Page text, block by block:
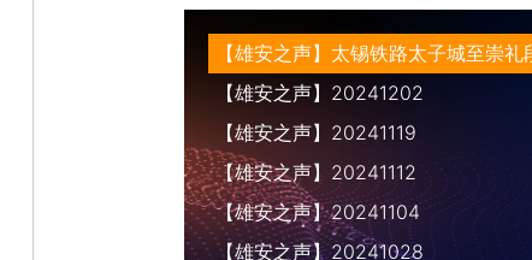
【雄安之声】太锡铁路太子城至崇
【雄安之声】20241202
【雄安之声】20241119
【雄安之声】20241112
【雄安之声】20241104
【雄安之声】20241028